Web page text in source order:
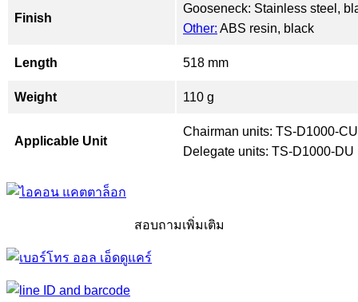
Finish
Gooseneck: Stainless steel,
Other: ABS resin, black
Length 518 mm
Weight 110 g
Applicable Unit
Chairman units: TS-D1000-CU
Delegate units: TS-D1000-DU
สอบถามเพิ่มเติม